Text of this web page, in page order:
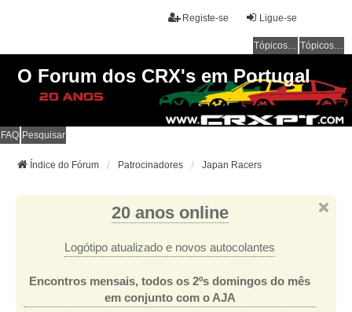
Ligue-se
Registe-se
Tópicos sem resposta Tópicos ativos
O Forum dos CRX's em Portugal
FAQ Pesquisar
Índice do Fórum Patrocinadores Japan Racers
20 anos online
Logótipo atualizado e novos autocolantes
Encontros mensais, todos os 2ºs domingos do mês
em conjunto com o AJA